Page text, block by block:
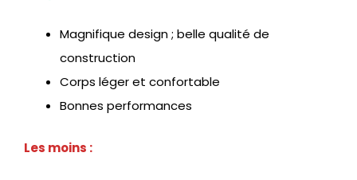
Magnifique design ; belle qualité de
construction
Corps léger et confortable
Bonnes performances
Les moins :